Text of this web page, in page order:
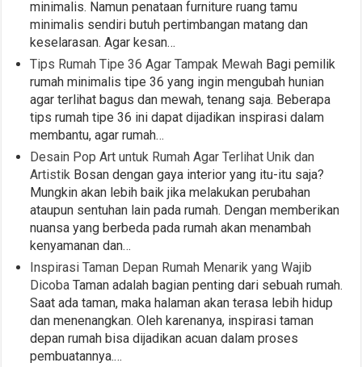
minimalis. Namun penataan furniture ruang tamu
minimalis sendiri butuh pertimbangan matang dan
keselarasan. Agar kesan…
Tips Rumah Tipe 36 Agar Tampak Mewah Bagi pemilik
rumah minimalis tipe 36 yang ingin mengubah hunian
agar terlihat bagus dan mewah, tenang saja. Beberapa
tips rumah tipe 36 ini dapat dijadikan inspirasi dalam
membantu, agar rumah…
Desain Pop Art untuk Rumah Agar Terlihat Unik dan
Artistik Bosan dengan gaya interior yang itu-itu saja?
Mungkin akan lebih baik jika melakukan perubahan
ataupun sentuhan lain pada rumah. Dengan memberikan
nuansa yang berbeda pada rumah akan menambah
kenyamanan dan…
Inspirasi Taman Depan Rumah Menarik yang Wajib
Dicoba Taman adalah bagian penting dari sebuah rumah.
Saat ada taman, maka halaman akan terasa lebih hidup
dan menenangkan. Oleh karenanya, inspirasi taman
depan rumah bisa dijadikan acuan dalam proses
pembuatannya.…